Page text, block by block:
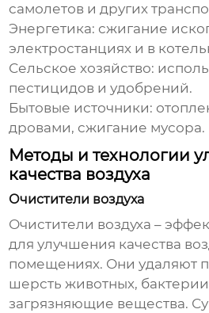
самолетов и других
Энергетика: сжигание
электростанциях и в
Сельское хозяйство:
пестицидов и удобрений.
Бытовые источники:
дровами, сжигание мусора.
Методы и технологии
качества воздуха
Очистители воздуха
Очистители воздуха –
дляулучшения качества
помещениях. Они удаляют
шерсть животных,
загрязняющие вещества.